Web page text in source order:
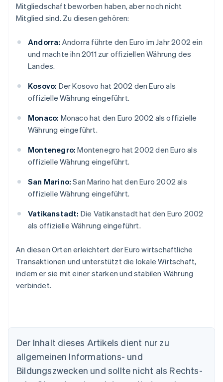
Mitgliedschaft beworben haben, aber noch nicht
Mitglied sind. Zu diesen gehören:
Andorra: Andorra führte den Euro im Jahr 2002 ein
und machte ihn 2011 zur offiziellen Währung des
Landes.
Kosovo: Der Kosovo hat 2002 den Euro als
offizielle Währung eingeführt.
Monaco: Monaco hat den Euro 2002 als offizielle
Währung eingeführt.
Montenegro: Montenegro hat 2002 den Euro als
offizielle Währung eingeführt.
San Marino: San Marino hat den Euro 2002 als
offizielle Währung eingeführt.
Vatikanstadt: Die Vatikanstadt hat den Euro 2002
als offizielle Währung eingeführt.
An diesen Orten erleichtert der Euro wirtschaftliche
Transaktionen und unterstützt die lokale Wirtschaft,
indem er sie mit einer starken und stabilen Währung
verbindet.
Der Inhalt dieses Artikels dient nur zu
allgemeinen Informations- und
Bildungszwecken und sollte nicht als Rechts-
Australien
English